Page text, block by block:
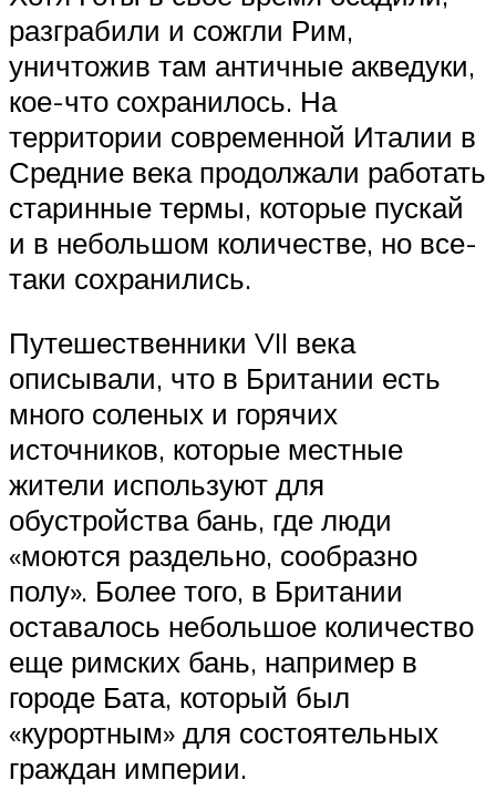
разграбили и сожгли Рим,
уничтожив там античные акведуки,
кое-что сохранилось. На
территории современной Италии в
Средние века продолжали работать
старинные термы, которые пускай
и в небольшом количестве, но все-
таки сохранились.
Путешественники VII века
описывали, что в Британии есть
много соленых и горячих
источников, которые местные
жители используют для
обустройства бань, где люди
«моются раздельно, сообразно
полу». Более того, в Британии
оставалось небольшое количество
еще римских бань, например в
городе Бата, который был
«курортным» для состоятельных
граждан империи.